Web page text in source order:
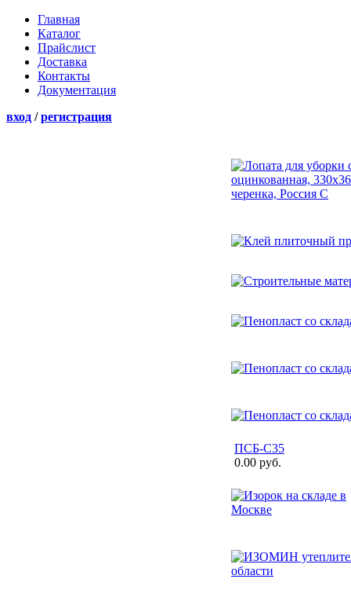
Главная
Каталог
Прайслист
Доставка
Контакты
Документация
вход /регистрация
ПСБ-С35
0.00 руб.